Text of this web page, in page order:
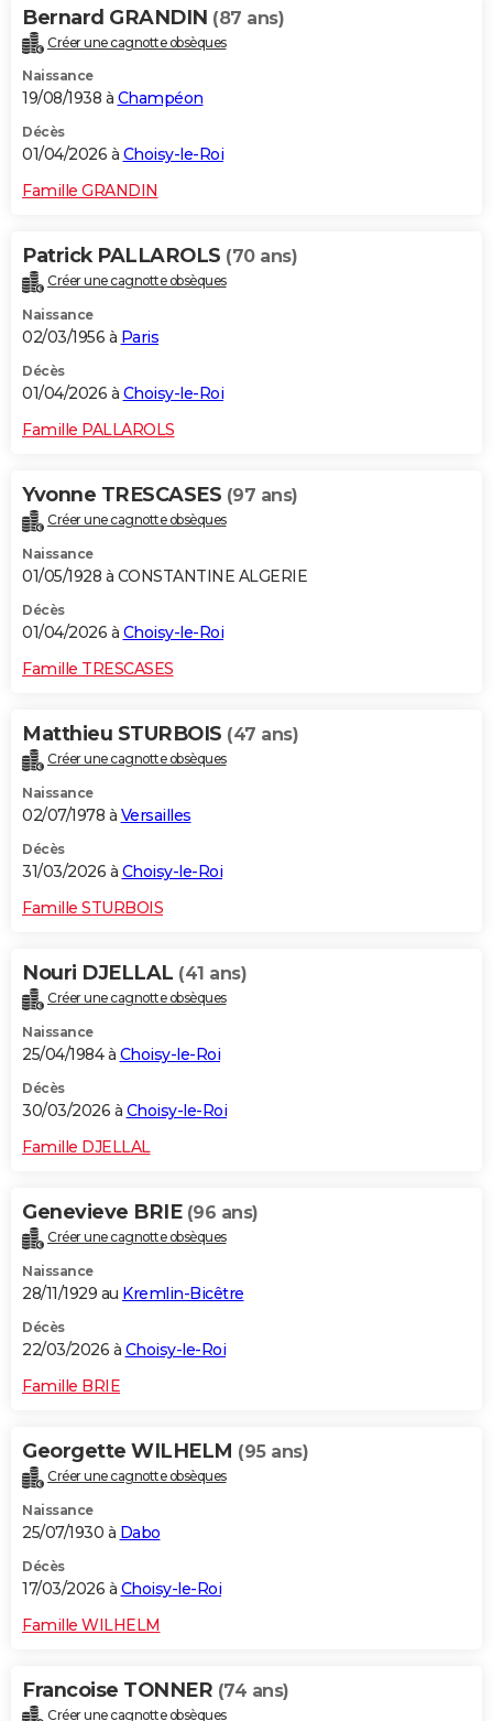
Bernard GRANDIN (87 ans)
Créer une cagnotte obsèques
Naissance
19/08/1938 à Champéon
Décès
01/04/2026 à Choisy-le-Roi
Famille GRANDIN
Patrick PALLAROLS (70 ans)
Créer une cagnotte obsèques
Naissance
02/03/1956 à Paris
Décès
01/04/2026 à Choisy-le-Roi
Famille PALLAROLS
Yvonne TRESCASES (97 ans)
Créer une cagnotte obsèques
Naissance
01/05/1928 à CONSTANTINE ALGERIE
Décès
01/04/2026 à Choisy-le-Roi
Famille TRESCASES
Matthieu STURBOIS (47 ans)
Créer une cagnotte obsèques
Naissance
02/07/1978 à Versailles
Décès
31/03/2026 à Choisy-le-Roi
Famille STURBOIS
Nouri DJELLAL (41 ans)
Créer une cagnotte obsèques
Naissance
25/04/1984 à Choisy-le-Roi
Décès
30/03/2026 à Choisy-le-Roi
Famille DJELLAL
Genevieve BRIE (96 ans)
Créer une cagnotte obsèques
Naissance
28/11/1929 au Kremlin-Bicêtre
Décès
22/03/2026 à Choisy-le-Roi
Famille BRIE
Georgette WILHELM (95 ans)
Créer une cagnotte obsèques
Naissance
25/07/1930 à Dabo
Décès
17/03/2026 à Choisy-le-Roi
Famille WILHELM
Francoise TONNER (74 ans)
Créer une cagnotte obsèques